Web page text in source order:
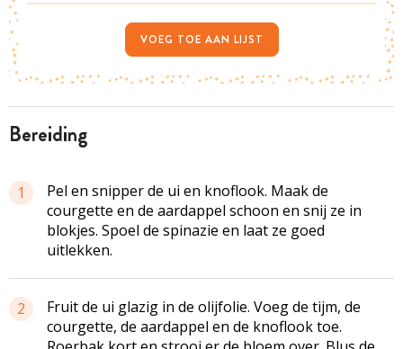
bereiding
1
Pel en snipper de ui en knoflook. Maak de
courgette en de aardappel schoon en snij ze in
blokjes. Spoel de spinazie en laat ze goed
uitlekken.
2
Fruit de ui glazig in de olijfolie. Voeg de tijm, de
courgette, de aardappel en de knoflook toe.
VOEG TOE AAN LIJST